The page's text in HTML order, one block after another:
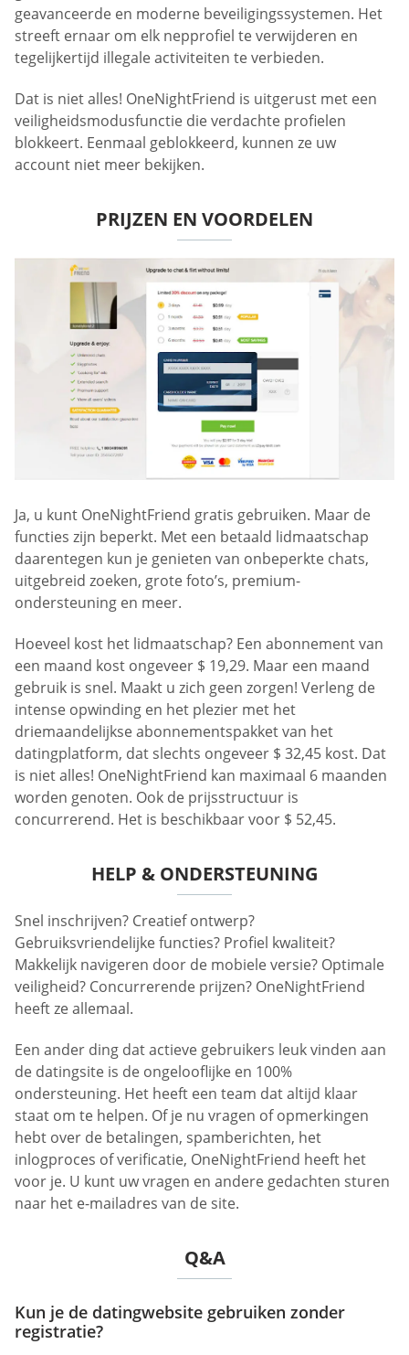
geavanceerde en moderne beveiligingssystemen. Het
streeft ernaar om elk nepprofiel te verwijderen en
tegelijkertijd illegale activiteiten te verbieden.
Dat is niet alles! OneNightFriend is uitgerust met een
veiligheidsmodusfunctie die verdachte profielen
blokkeert. Eenmaal geblokkeerd, kunnen ze uw
account niet meer bekijken.
PRIJZEN EN VOORDELEN
Ja, u kunt OneNightFriend gratis gebruiken. Maar de
functies zijn beperkt. Met een betaald lidmaatschap
daarentegen kun je genieten van onbeperkte chats,
uitgebreid zoeken, grote foto’s, premium-
ondersteuning en meer.
Hoeveel kost het lidmaatschap? Een abonnement van
een maand kost ongeveer $ 19,29. Maar een maand
gebruik is snel. Maakt u zich geen zorgen! Verleng de
intense opwinding en het plezier met het
driemaandelijkse abonnementspakket van het
datingplatform, dat slechts ongeveer $ 32,45 kost. Dat
is niet alles! OneNightFriend kan maximaal 6 maanden
worden genoten. Ook de prijsstructuur is
concurrerend. Het is beschikbaar voor $ 52,45.
HELP & ONDERSTEUNING
Snel inschrijven? Creatief ontwerp?
Gebruiksvriendelijke functies? Profiel kwaliteit?
Makkelijk navigeren door de mobiele versie? Optimale
veiligheid? Concurrerende prijzen? OneNightFriend
heeft ze allemaal.
Een ander ding dat actieve gebruikers leuk vinden aan
de datingsite is de ongelooflijke en 100%
ondersteuning. Het heeft een team dat altijd klaar
staat om te helpen. Of je nu vragen of opmerkingen
hebt over de betalingen, spamberichten, het
inlogproces of verificatie, OneNightFriend heeft het
voor je. U kunt uw vragen en andere gedachten sturen
naar het e-mailadres van de site.
Q&A
Kun je de datingwebsite gebruiken zonder
registratie?